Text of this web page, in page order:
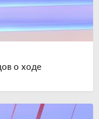
о ходе